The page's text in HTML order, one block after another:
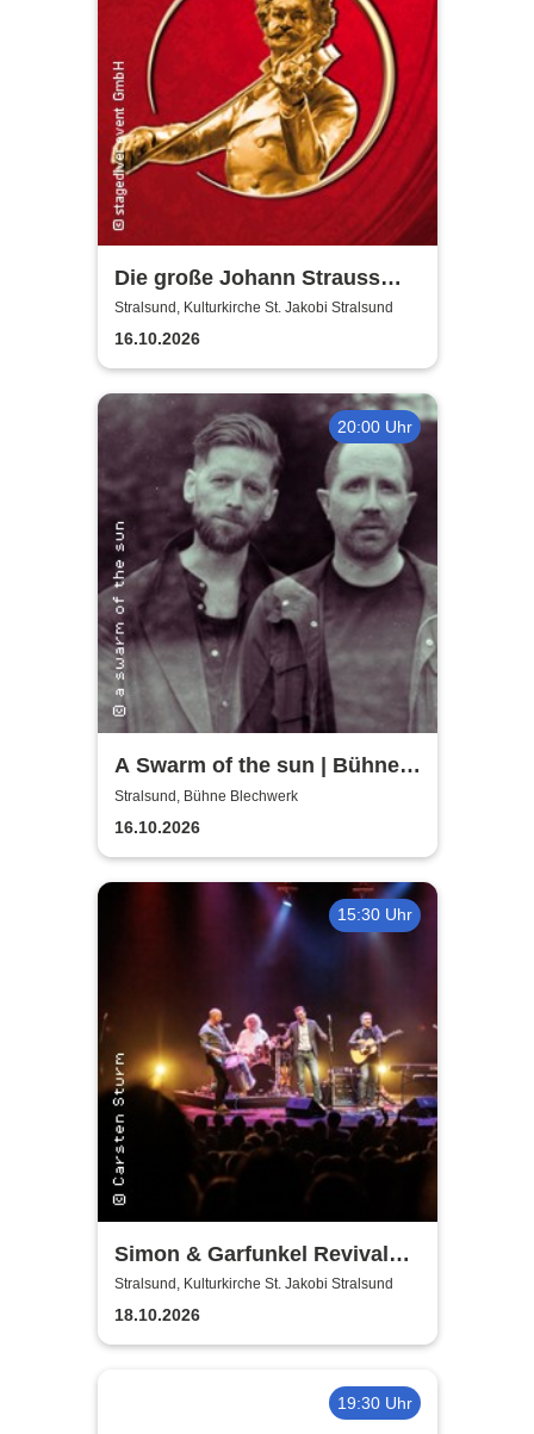
Die große Johann Strauss
Revue
Stralsund, Kulturkirche St. Jakobi Stralsund
16.10.2026
20:00 Uhr
A Swarm of the sun | Bühne
Blechwerk
Stralsund, Bühne Blechwerk
16.10.2026
15:30 Uhr
Simon & Garfunkel Revival
Band
Stralsund, Kulturkirche St. Jakobi Stralsund
18.10.2026
19:30 Uhr